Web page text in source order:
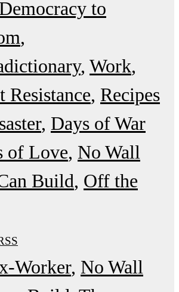
to
Work
Resistance Recipes
Days of War
of Love No Wall
Build Off the
Worker No Wall